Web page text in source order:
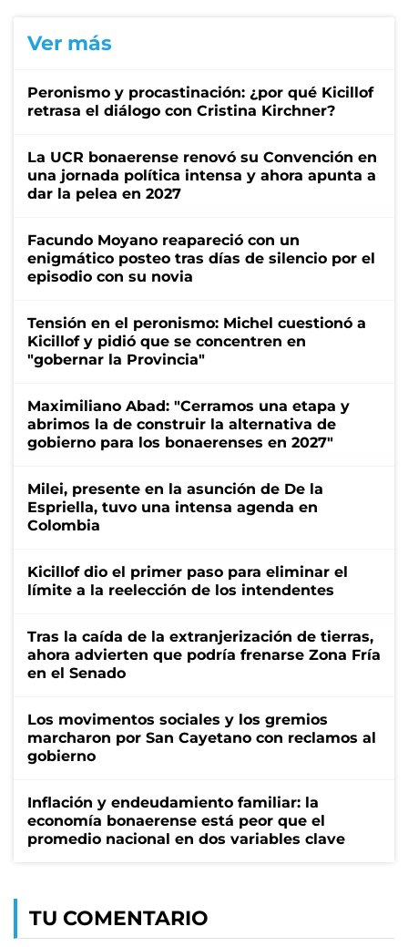
Ver más
Peronismo y procastinación: ¿por qué Kicillof
retrasa el diálogo con Cristina Kirchner?
La UCR bonaerense renovó su Convención en
una jornada política intensa y ahora apunta a
dar la pelea en 2027
Facundo Moyano reapareció con un
enigmático posteo tras días de silencio por el
episodio con su novia
Tensión en el peronismo: Michel cuestionó a
Kicillof y pidió que se concentren en
"gobernar la Provincia"
Maximiliano Abad: "Cerramos una etapa y
abrimos la de construir la alternativa de
gobierno para los bonaerenses en 2027"
Milei, presente en la asunción de De la
Espriella, tuvo una intensa agenda en
Colombia
Kicillof dio el primer paso para eliminar el
límite a la reelección de los intendentes
Tras la caída de la extranjerización de tierras,
ahora advierten que podría frenarse Zona Fría
en el Senado
Los movimentos sociales y los gremios
marcharon por San Cayetano con reclamos al
gobierno
Inflación y endeudamiento familiar: la
economía bonaerense está peor que el
promedio nacional en dos variables clave
TU COMENTARIO